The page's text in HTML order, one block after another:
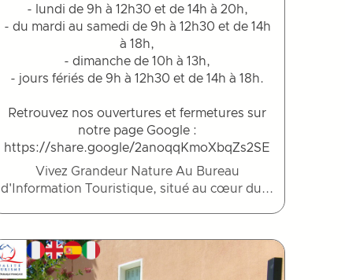
- lundi de 9h à 12h30 et de 14h à 20h,
- du mardi au samedi de 9h à 12h30 et de 14h
à 18h,
- dimanche de 10h à 13h,
- jours fériés de 9h à 12h30 et de 14h à 18h.
Retrouvez nos ouvertures et fermetures sur
notre page Google :
https://share.google/2anoqqKmoXbqZs2SE
Vivez Grandeur Nature Au Bureau
d'Information Touristique, situé au cœur du...